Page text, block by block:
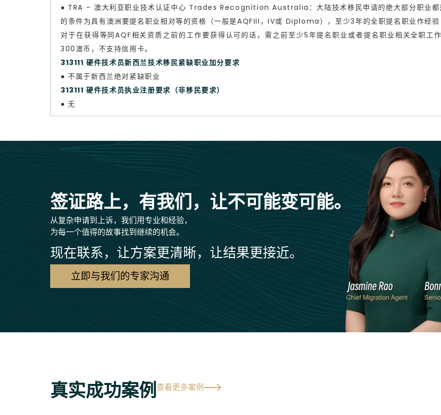
● TRA – 澳大利亚职业技术认证中心 Trades Recognition Australia：大陆技术移民申请的绝大部分职业都
的条件为具有澳洲要提名职业相对等的资格（一般是AQFIII，IV或 Diploma），至少3年的全职提名职业作经
对于在获得等同AQF相关资质之前的工作要获得认可的话，需之前至少5年提名职业或者提名职业相关全职工
300澳币，不支持信用卡。
313111 硬件技术员新西兰技术移民紧缺职业加分要求
● 不属于新西兰绝对紧缺职业
313111 硬件技术员执业注册要求（非移民要求）
● 无
签证路上，有我们，让不可能变可能。
从复杂申请到上诉，我们用专业和经验，
为每一个值得的故事找到继续的机会。
现在联系，让方案更清晰，让结果更接近。
立即与我们的专家沟通
真实成功案例查看更多案例